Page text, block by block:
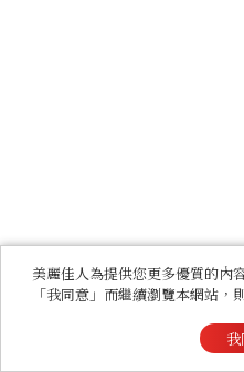
美麗佳人為提供您更多優質的內
「我同意」而繼續瀏覽本網站，